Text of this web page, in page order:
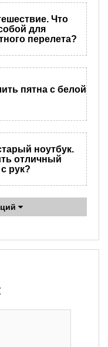
Что
для
перелета?
пятна с белой
ноутбук.
отличный
рук?